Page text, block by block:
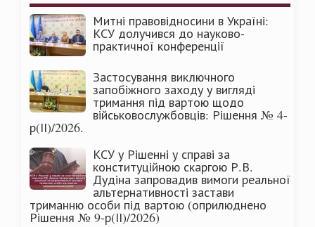
Митні правовідносини в Україні:
КСУ долучився до науково-
практичної конференції
Застосування виключного
запобіжного заходу у вигляді
тримання під вартою щодо
військовослужбовців: Рішення № 4-
р(ІІ)/2026.
КСУ у Рішенні у справі за
конституційною скаргою Р.В.
Дудіна запровадив вимоги реальної
альтернативності застави
триманню особи під вартою (оприлюднено
Рішення № 9-р(ІІ)/2026)